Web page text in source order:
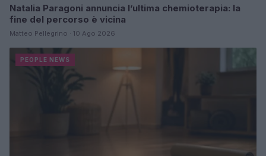
Natalia Paragoni annuncia l’ultima chemioterapia: la
fine del percorso è vicina
Matteo Pellegrino · 10 Ago 2026
PEOPLE NEWS